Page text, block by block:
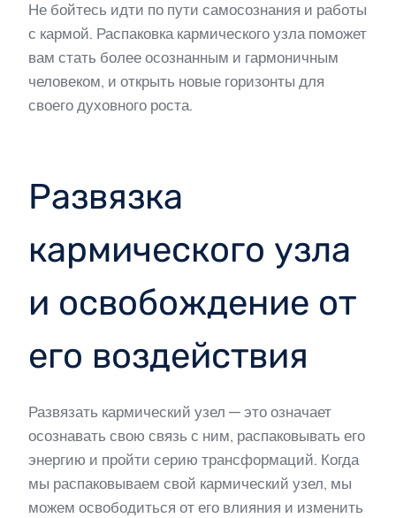
Не бойтесь идти по пути самосознания и работы
с кармой. Распаковка кармического узла поможет
вам стать более осознанным и гармоничным
человеком, и открыть новые горизонты для
своего духовного роста.
Развязка
кармического узла
и освобождение от
его воздействия
Развязать кармический узел — это означает
осознавать свою связь с ним, распаковывать его
энергию и пройти серию трансформаций. Когда
мы распаковываем свой кармический узел, мы
можем освободиться от его влияния и изменить